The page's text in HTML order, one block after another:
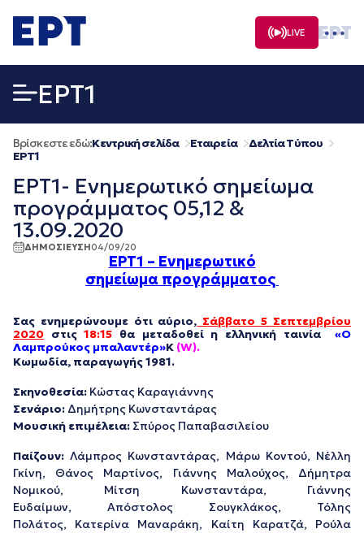
σε
περιεχόμενο
LIVE
EΡΤ1
Βρίσκεστε εδώ:Κεντρική σελίδα Εταιρεία
Δελτία Τύπου
EΡΤ1
ΕΡΤ1- Ενημερωτικό σημείωμα
προγράμματος 05,12 &
13.09.2020
ΔΗΜΟΣΙΕΥΣΗ04/09/20
ΕΡΤ1 – Ενημερωτικό
σημείωμα προγράμματος
Σας ενημερώνουμε ότι αύριο, Σάββατο 5 Σεπτεμβρίου
2020 στις18:15 θα μεταδοθεί η ελληνική ταινία«Ο
Λαμπρούκος μπαλαντέρ»Κ (W).
Κωμωδία, παραγωγής1981.
Σκηνοθεσία: Κώστας Καραγιάννης
Σενάριο: Δημήτρης Κωνσταντάρας
Μουσική επιμέλεια: Σπύρος Παπαβασιλείου
Παίζουν: Λάμπρος Κωνσταντάρας, Μάρω Κοντού, Νέλλη
Γκίνη, Θάνος Μαρτίνος, Γιάννης Μαλούχος, Δήμητρα
Νομικού, Μίτση Κωνσταντάρα, Γιάννης
Ευδαίμων, Απόστολος Σουγκλάκος, Τόλης
Πολάτος, Κατερίνα Μαναράκη, Καίτη Καρατζά, Ρούλα